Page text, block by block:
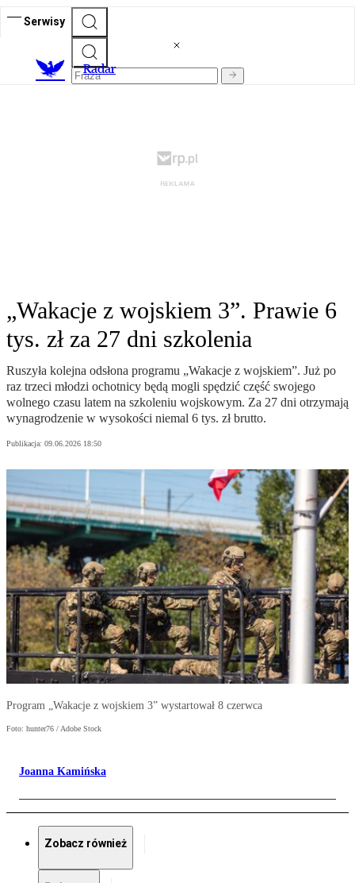
Serwisy
Radar
„Wakacje z wojskiem 3”. Prawie 6
tys. zł za 27 dni szkolenia
Ruszyła kolejna odsłona programu „Wakacje z wojskiem”. Już po
raz trzeci młodzi ochotnicy będą mogli spędzić część swojego
wolnego czasu latem na szkoleniu wojskowym. Za 27 dni otrzymają
wynagrodzenie w wysokości niemal 6 tys. zł brutto.
Publikacja: 09.06.2026 18:50
Program „Wakacje z wojskiem 3” wystartował 8 czerwca
Foto: hunter76 / Adobe Stock
Joanna Kamińska
Zobacz również